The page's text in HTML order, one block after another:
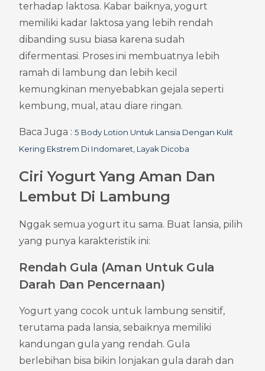
terhadap laktosa. Kabar baiknya, yogurt
memiliki kadar laktosa yang lebih rendah
dibanding susu biasa karena sudah
difermentasi. Proses ini membuatnya lebih
ramah di lambung dan lebih kecil
kemungkinan menyebabkan gejala seperti
kembung, mual, atau diare ringan.
Baca Juga : 5 Body Lotion Untuk Lansia Dengan Kulit
Kering Ekstrem Di Indomaret, Layak Dicoba
Ciri Yogurt Yang Aman Dan
Lembut Di Lambung
Nggak semua yogurt itu sama. Buat lansia, pilih
yang punya karakteristik ini:
Rendah Gula (Aman Untuk Gula
Darah Dan Pencernaan)
Yogurt yang cocok untuk lambung sensitif,
terutama pada lansia, sebaiknya memiliki
kandungan gula yang rendah. Gula
berlebihan bisa bikin lonjakan gula darah dan